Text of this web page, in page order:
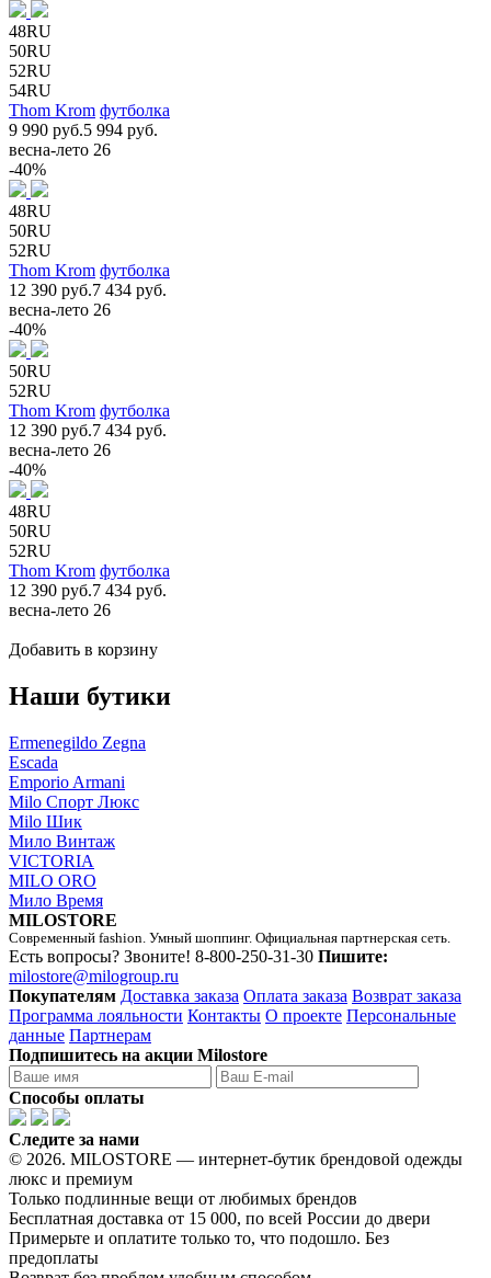
48RU
50RU
52RU
54RU
Thom Krom футболка
9 990 руб.5 994 руб.
весна-лето 26
-40%
48RU
50RU
52RU
Thom Krom футболка
12 390 руб.7 434 руб.
весна-лето 26
-40%
50RU
52RU
Thom Krom футболка
12 390 руб.7 434 руб.
весна-лето 26
-40%
48RU
50RU
52RU
Thom Krom футболка
12 390 руб.7 434 руб.
весна-лето 26
Добавить в корзину
Наши бутики
Ermenegildo Zegna
Escada
Emporio Armani
Milo Спорт Люкс
Milo Шик
Мило Винтаж
VICTORIA
MILO ORO
Мило Время
MILOSTORE
Современный fashion. Умный шоппинг. Официальная партнерская сеть.
Есть вопросы? Звоните! 8-800-250-31-30 Пишите:
milostore@milogroup.ru
Покупателям Доставка заказа Оплата заказа Возврат заказа
Программа лояльности Контакты О проекте Персональные
данные Партнерам
Подпишитесь на акции Milostore
Способы оплаты
Следите за нами
© 2026. MILOSTORE — интернет-бутик брендовой одежды
люкс и премиум
Только подлинные вещи от любимых брендов
Бесплатная доставка от 15 000, по всей России до двери
Примерьте и оплатите только то, что подошло. Без
предоплаты